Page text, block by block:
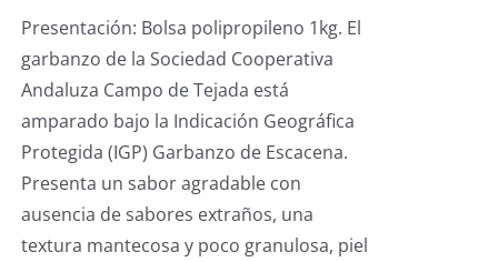
Presentación: Bolsa polipropileno 1kg. El
garbanzo de la Sociedad Cooperativa
Andaluza Campo de Tejada está
amparado bajo la Indicación Geográfica
Protegida (IGP) Garbanzo de Escacena.
Presenta un sabor agradable con
ausencia de sabores extraños, una
textura mantecosa y poco granulosa, piel